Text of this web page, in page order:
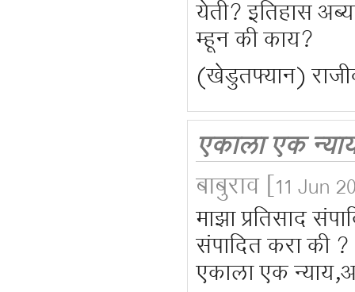
येती? इतिहास
म्हून की काय?
(खेडुतफ्यान)
एकाला एक
बाबुराव [11 Jun
माझा प्रतिसाद
संपादित करा की ?
एकाला एक